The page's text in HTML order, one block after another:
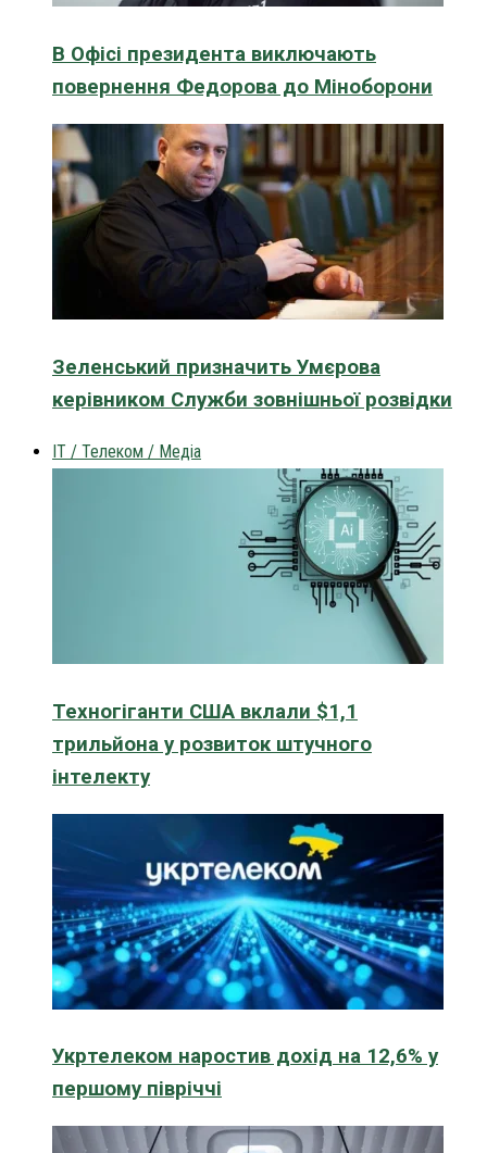
В Офісі президента виключають
повернення Федорова до Міноборони
Зеленський призначить Умєрова
керівником Служби зовнішньої розвідки
IT / Телеком / Медіа
Техногіганти США вклали $1,1
трильйона у розвиток штучного
інтелекту
Укртелеком наростив дохід на 12,6% у
першому півріччі